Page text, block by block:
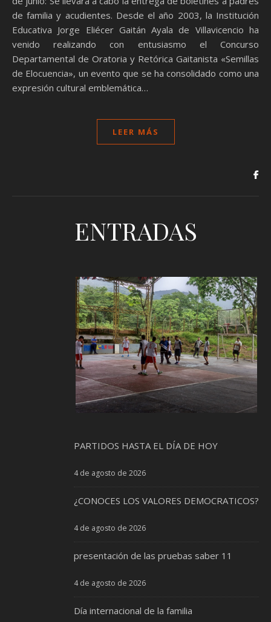
de familia y acudientes. Desde el año 2003, la Institución
Educativa Jorge Eliécer Gaitán Ayala de Villavicencio ha
venido realizando con entusiasmo el Concurso
Departamental de Oratoria y Retórica Gaitanista «Semillas
de Elocuencia», un evento que se ha consolidado como una
expresión cultural emblemática…
LEER MÁS
ENTRADAS
PARTIDOS HASTA EL DÍA DE HOY
4 de agosto de 2026
¿CONOCES LOS VALORES DEMOCRATICOS?
4 de agosto de 2026
presentación de las pruebas saber 11
4 de agosto de 2026
Día internacional de la familia